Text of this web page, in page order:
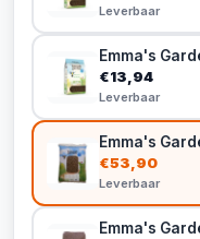
Leverbaar
Emma's
€13,94
Leverbaar
Emma's
€53,90
Leverbaar
Emma's